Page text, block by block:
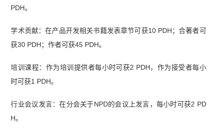
PDH。
学术贡献：在产品开发相关书籍发表章节可获10 PDH；合著者可
获30 PDH；作者可获45 PDH。
培训课程：作为培训提供者每小时可获2 PDH，作为接受者每小
时可获1 PDH。
行业会议发言：在分会关于NPD的会议上发言，每小时可获2 PD
H。